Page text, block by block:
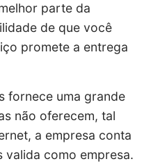
parte da
de que você
promete a entrega
fornece uma grande
não oferecem, tal
a empresa conta
valida como empresa.